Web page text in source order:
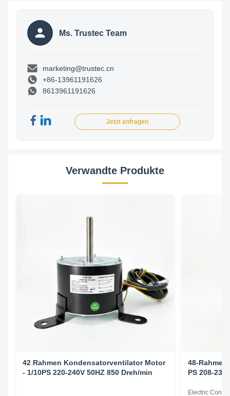
Ms. Trustec Team
marketing@trustec.cn
+86-13961191626
8613961191626
Jetzt anfragen
Verwandte Produkte
42 Rahmen Kondensatorventilator Motor
- 1/10PS 220-240V 50HZ 850 Dreh/min
48-
PS 208-230
Electric